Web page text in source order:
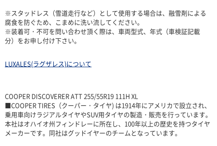
※スタッドレス（雪道走行など）として使用する場合は、融雪剤による
腐食を防ぐため、こまめに洗い流してください。
※装着可・不可を問い合わせ頂く際は、車両型式、年式（車検証記載
分）をお申し付け下さい。
LUXALES(ラグザレス)について
COOPER DISCOVERER ATT 255/55R19 111H XL
■COOPER TIRES（クーパー・タイヤ) は1914年にアメリカで設立され、
乗用車向けラジアルタイヤやSUV用タイヤの製造・販売を行っています。
本社はオハイオ州フィンドレーに所在し、100年以上の歴史を持つタイヤ
メーカーです。同社はグッドイヤーのチームとなっています。